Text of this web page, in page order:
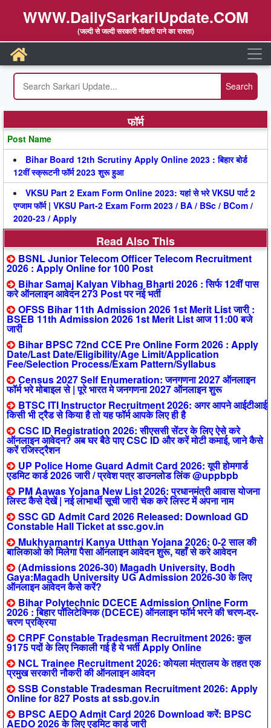
WWW.DailySarkariUpdate.COM
(जल्दी से जल्दी सरकारी नौकरी पाने का रास्ता)
फॉर्म
Post Name
Bihar Board 12th Scrutiny Apply Online 2023 : बिहार बोर्ड
12वीं स्क्रूटनी फॉर्म 2023 शुरू हुआ
VKSU Part 2 Exam Form Online 2023: यहां से भरे VKSU पार्ट 2
एग्जाम फॉर्म | VKSU Part-2 Exam Form 2023 / BA / BSc / BCom /
2020-23 / Apply
Read Also This
BSNL Junior Telecom Officer Telecom Recruitment
2026 : Apply Online for 100 Post
Bihar Samaj Kalyan Vibhag Bharti 2026 : सिर्फ 12वीं पास
करे ऑनलाइन आवेदन 273 Post पर नई भर्ती
OFSS Bihar 11th Admission 2026 1st Merit List जारी :
BSEB 11th Admission 2026 1st Merit List आज 11:00 बजे
जारी
Bihar BPSC 72nd CCE Pre Online Form 2026 : Apply
Date/Last Date/Eligibility/Age Limit/Application
Fee/Selection Process/Exam Pattern/Syllabus
Census 2027 Self Enumeration: जनगणना 2027 ऑनलाइन
फॉर्म भरे मोबाइल से | पूरे भारत मे जनगणना 2027 ऑनलाइन शुरू
BTSC ITI Instructor Recruitment 2026: अगर आपने आईटीआई
किसी भी ट्रैड से किया है तो यह फॉर्म आपके लिए ही है
CSC ID Registration 2026: सीएससी सेंटर के लिए ऐसे करे
ऑनलाइन आवेदन? अब घर बैठे पाए CSC ID और करें मोटी कमाई, जाने कैसे
करें रजिस्ट्रैशन
UP Police Home Guard Admit Card 2026: यूपी होमगार्ड
एडमिट कार्ड 2026 जारी / प्रवेश पत्र डाउनलोड लिंक @uppbpb
PM Aawas Yojana New List 2026: प्रधानमंत्री आवास योजना
लिस्ट कैसे देखें | नई लाभार्थी सूची जारी चेक करे लिस्ट में अपना नाम
SSC GD Admit Card 2026 Released: Download GD
Constable Hall Ticket at ssc.gov.in
Mukhyamantri Kanya Utthan Yojana 2026: 0-2 साल की
बालिकाओ को मिलेगा पैसा ऑनलाइन आवेदन शुरू, यहाँ से करे आवेदन
(Admissions 2026-30) Magadh University, Bodh
Gaya:Magadh University UG Admission 2026-30 के लिए
ऑनलाइन आवेदन कैसे करें?
Bihar Polytechnic DCECE Admission Online Form
2026 : बिहार पॉलिटेक्निक (DCECE) ऑनलाइन फॉर्म भरने की चरण-दर-
चरण प्रक्रिया
CRPF Constable Tradesman Recruitment 2026: कुल
9175 पदों के लिए निकाली गई है ये भर्ती Apply Online
NCL Trainee Recruitment 2026: कोयला मंत्रालय के तहत एक
प्रमुख सरकारी नौकरी की ऑनलाइन आवेदन
SSB Constable Tradesman Recruitment 2026: Apply
Online for 827 Posts at ssb.gov.in
BPSC AEDO Admit Card 2026 Download करें: BPSC
AEDO 2026 के लिए एडमिट कार्ड जारी